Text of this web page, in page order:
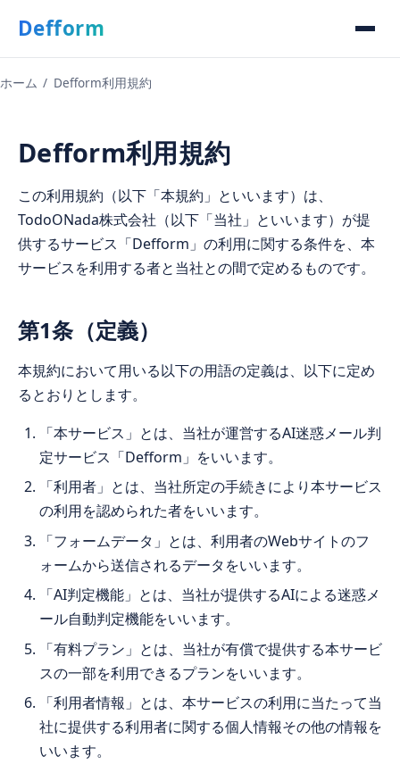
Defform
ホーム / Defform利用規約
Defform利用規約
この利用規約（以下「本規約」といいます）は、
TodoONada株式会社（以下「当社」といいます）が提
供するサービス「Defform」の利用に関する条件を、本
サービスを利用する者と当社との間で定めるものです。
第1条（定義）
本規約において用いる以下の用語の定義は、以下に定め
るとおりとします。
「本サービス」とは、当社が運営するAI迷惑メール判
定サービス「Defform」をいいます。
「利用者」とは、当社所定の手続きにより本サービス
の利用を認められた者をいいます。
「フォームデータ」とは、利用者のWebサイトのフ
ォームから送信されるデータをいいます。
「AI判定機能」とは、当社が提供するAIによる迷惑メ
ール自動判定機能をいいます。
「有料プラン」とは、当社が有償で提供する本サービ
スの一部を利用できるプランをいいます。
「利用者情報」とは、本サービスの利用に当たって当
社に提供する利用者に関する個人情報その他の情報を
いいます。